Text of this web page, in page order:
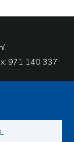
971 140 337